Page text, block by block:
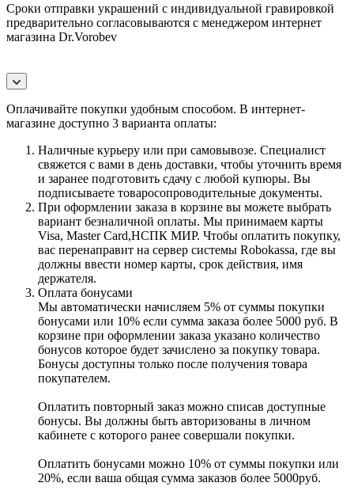
Сроки отправки украшений с индивидуальной гравировкой
предварительно согласовываются с менеджером интернет
магазина Dr.Vorobev
Оплачивайте покупки удобным способом. В интернет-
магазине доступно 3 варианта оплаты:
Наличные курьеру или при самовывозе. Специалист
свяжется с вами в день доставки, чтобы уточнить время
и заранее подготовить сдачу с любой купюры. Вы
подписываете товаросопроводительные документы.
При оформлении заказа в корзине вы можете выбрать
вариант безналичной оплаты. Мы принимаем карты
Visa, Master Card,НСПК МИР. Чтобы оплатить покупку,
вас перенаправит на сервер системы Robokassa, где вы
должны ввести номер карты, срок действия, имя
держателя.
Оплата бонусами
Мы автоматически начисляем 5% от суммы покупки
бонусами или 10% если сумма заказа более 5000 руб. В
корзине при оформлении заказа указано количество
бонусов которое будет зачислено за покупку товара.
Бонусы доступны только после получения товара
покупателем.
Оплатить повторный заказ можно списав доступные
бонусы. Вы должны быть авторизованы в личном
кабинете с которого ранее совершали покупки.
Оплатить бонусами можно 10% от суммы покупки или
20%, если ваша общая сумма заказов более 5000руб.